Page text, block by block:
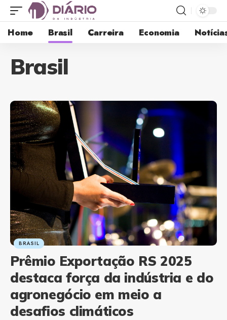
Home Brasil Carreira Economia
Brasil
BRASIL
Prêmio Exportação RS 2025
destaca força da indústria e do
agronegócio em meio a
desafios climáticos